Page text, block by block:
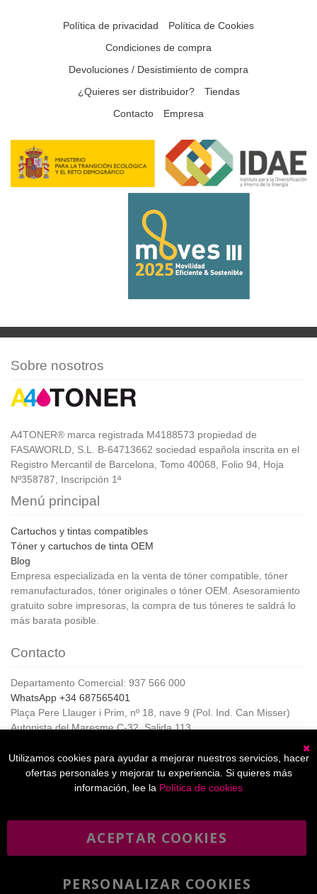
Política de privacidad
Política de Cookies
Condiciones de compra
Devoluciones / Desistimiento de compra
¿Quieres ser distribuidor?
Tiendas
Contacto
Empresa
Sobre nosotros
A4TONER® marca registrada M4188573 propiedad de
FASAWORLD, S.L. B-64713662 sociedad española inscrita en el
Registro Mercantil de Barcelona, Tomo 40068, Folio 94, Hoja
Nº358787, Inscripción 1ª
Menú principal
Cartuchos y tintas compatibles
Tóner y cartuchos de tinta OEM
Blog
Empresa especializada en la venta de tóner compatible, tóner
remanufacturados, tóner originales o tóner OEM. Asesoramiento
gratuito sobre impresoras, la compra de tus tóneres te saldrá lo
más barata posible.
Contacto
Departamento Comercial: 937 566 000
WhatsApp +34 687565401
Plaça Pere Llauger i Prim, nº 18, nave 9 (Pol. Ind. Can Misser)
Autopista del Maresme C-32, Salida 113
Horario de Atención al cliente:
De lunes a jueves de 8:00 a 17:00,
Viernes de 8:00 a 15:00
informativo
He leído y acepto lapolítica de privacidad
Utilizamos cookies para ayudar a mejorar nuestros servicios, hacer
ofertas personales y mejorar tu experiencia. Si quieres más
información, lee la Política de cookies
ACEPTAR COOKIES
PERSONALIZAR COOKIES